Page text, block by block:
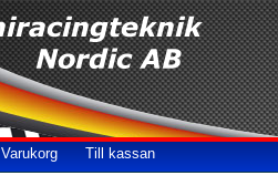
Varukorg Till kassan